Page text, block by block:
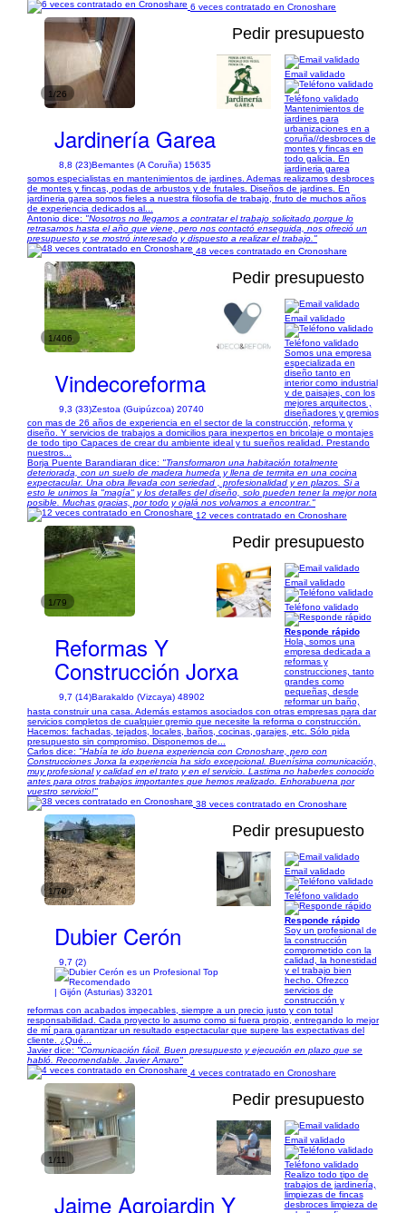
6 veces contratado en Cronoshare
1/26
Pedir presupuesto
Jardinería Garea
8,8 (23)Bemantes (A Coruña) 15635
Email validado
Teléfono validado
Mantenimientos de
jardines para
urbanizaciones en a
coruña//desbroces de
montes y fincas en
todo galicia. En
jardineria garea
somos especialistas en mantenimientos de jardines. Ademas realizamos desbroces
de montes y fincas, podas de arbustos y de frutales. Diseños de jardines. En
jardineria garea somos fieles a nuestra filosofia de trabajo, fruto de muchos años
de experiencia dedicados al...
Antonio dice: "Nosotros no llegamos a contratar el trabajo solicitado porque lo
retrasamos hasta el año que viene, pero nos contactó enseguida, nos ofreció un
presupuesto y se mostró interesado y dispuesto a realizar el trabajo."
48 veces contratado en Cronoshare
1/406
Pedir presupuesto
Vindecoreforma
9,3 (33)Zestoa (Guipúzcoa) 20740
Email validado
Teléfono validado
Somos una empresa
especializada en
diseño tanto en
interior como industrial
y de paisajes, con los
mejores arquitectos ,
diseñadores y gremios
con mas de 26 años de experiencia en el sector de la construcción, reforma y
diseño. Y servicios de trabajos a domicilios para inexpertos en bricolaje o montajes
de todo tipo Capaces de crear du ambiente ideal y tu sueños realidad. Prestando
nuestros...
Borja Puente Barandiaran dice: "Transformaron una habitación totalmente
deteriorada, con un suelo de madera humeda y llena de termita en una cocina
expectacular. Una obra llevada con seriedad , profesionalidad y en plazos. Si a
esto le unimos la "magía" y los detalles del diseño, solo pueden tener la mejor nota
posible. Muchas gracias, por todo y ojalá nos volvamos a encontrar."
12 veces contratado en Cronoshare
1/79
Pedir presupuesto
Reformas Y
Construcción Jorxa
9,7 (14)Barakaldo (Vizcaya) 48902
Email validado
Teléfono validado
Responde rápido
Hola, somos una
empresa dedicada a
reformas y
construcciones, tanto
grandes como
pequeñas, desde
reformar un baño,
hasta construir una casa. Además estamos asociados con otras empresas para dar
servicios completos de cualquier gremio que necesite la reforma o construcción.
Hacemos: fachadas, tejados, locales, baños, cocinas, garajes, etc. Sólo pida
presupuesto sin compromiso. Disponemos de...
Carlos dice: "Había te ido buena experiencia con Cronoshare, pero con
Construcciones Jorxa la experiencia ha sido excepcional. Buenísima comunicación,
muy profesional y calidad en el trato y en el servicio. Lastima no haberles conocido
antes para otros trabajos importantes que hemos realizado. Enhorabuena por
vuestro servicio!"
38 veces contratado en Cronoshare
1/70
Pedir presupuesto
Dubier Cerón
9,7 (2)
| Gijón (Asturias) 33201
Email validado
Teléfono validado
Responde rápido
Soy un profesional de
la construcción
comprometido con la
calidad, la honestidad
y el trabajo bien
hecho. Ofrezco
servicios de
construcción y
reformas con acabados impecables, siempre a un precio justo y con total
responsabilidad. Cada proyecto lo asumo como si fuera propio, entregando lo mejor
de mí para garantizar un resultado espectacular que supere las expectativas del
cliente. ¿Qué...
Javier dice: "Comunicación fácil. Buen presupuesto y ejecución en plazo que se
habló. Recomendable. Javier Amaro"
4 veces contratado en Cronoshare
1/11
Pedir presupuesto
Jaime Agrojardin Y
Email validado
Teléfono validado
Realizo todo tipo de
trabajos de jardinería,
limpiezas de fincas
desbroces limpieza de